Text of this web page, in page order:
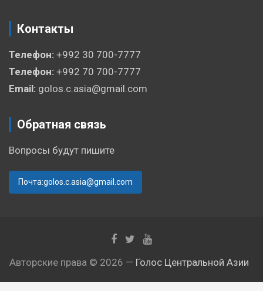
Контакты
Телефон: +992 30 700-7777
Телефон: +992 70 700-7777
Email: golos.c.asia@gmail.com
Обратная связь
Вопросы будут пишите
Почта:golos.c.asia@gmail.com
Авторские права © 2026 — Голос Центральной Азии